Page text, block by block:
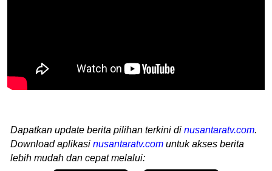
Dapatkan update berita pilihan terkini di nusantaratv.com.
Download aplikasi nusantaratv.com untuk akses berita
lebih mudah dan cepat melalui: